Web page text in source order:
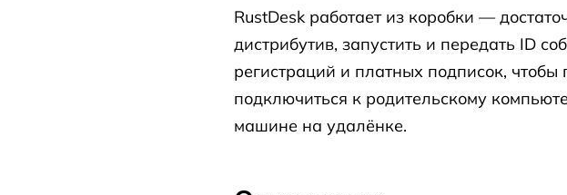
RustDesk работает из коробки —
дистрибутив, запустить и передать ID
регистраций и платных подписок, чтобы
подключиться к родительскому
машине на удалёнке.